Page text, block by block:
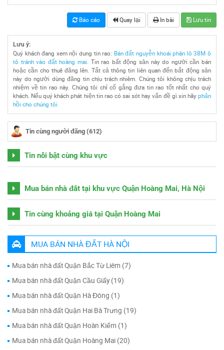
Báo cáo Quay lại In bài Lưu tin
Lưu ý:
Quý khách đang xem nội dung tin rao: Bán đất nguyễn khoái phân lô 38M ô
tô tránh vào đất hoàng mai. Tin rao bất động sản này do người cần bán
hoặc cần cho thuê đăng lên. Tất cả thông tin liên quan đến bất động sản
này do người dùng đăng tin chịu trách nhiêm. Chúng tôi không chịu trách
nhiệm về tin rao này. Chúng tôi chỉ cố gắng đưa tin rao tốt nhất cho quý
khách. Nếu quý khách phát hiện tin rao có sai sót hay vấn đề gì xin hãy phản
hồi cho chúng tôi
Tin cùng người đăng (612)
Tin nổi bật cùng khu vực
Mua bán nhà đất tại khu vực Quận Hoàng Mai, Hà Nội
Tin cùng khoảng giá tại Quận Hoàng Mai
MUA BÁN NHÀ ĐẤT HÀ NỘI
Mua bán nhà đất Quận Bắc Từ Liêm (7)
Mua bán nhà đất Quận Cầu Giấy (19)
Mua bán nhà đất Quận Hà Đông (1)
Mua bán nhà đất Quận Hai Bà Trưng (19)
Mua bán nhà đất Quận Hoàn Kiếm (1)
Mua bán nhà đất Quận Hoàng Mai (20)